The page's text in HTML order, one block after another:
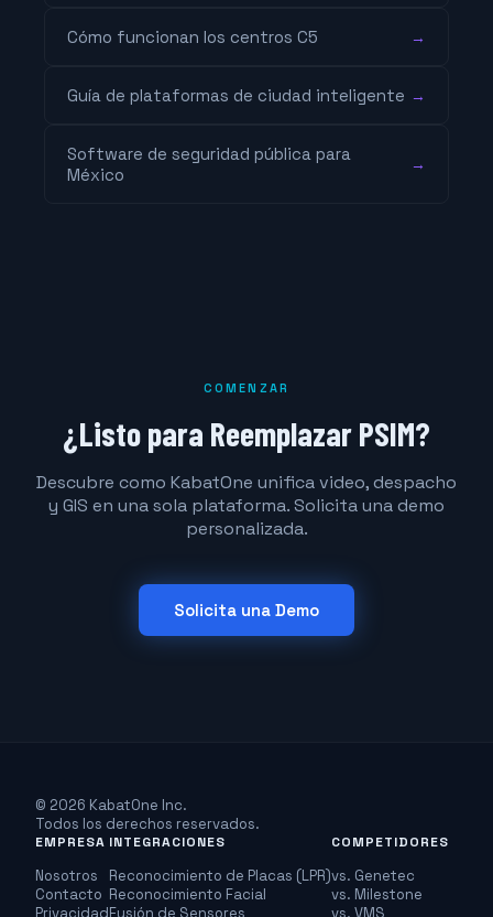
Cómo funcionan los centros C5 →
Guía de plataformas de ciudad inteligente →
Software de seguridad pública para
México
→
COMENZAR
¿Listo para Reemplazar PSIM?
Descubre como KabatOne unifica video, despacho
y GIS en una sola plataforma. Solicita una demo
personalizada.
Solicita una Demo
© 2026 KabatOne Inc.
Todos los derechos reservados.
EMPRESA
Nosotros
Contacto
Privacidad
INTEGRACIONES
Reconocimiento de Placas (LPR)
Reconocimiento Facial
Fusión de Sensores
COMPETIDORES
vs. Genetec
vs. Milestone
vs. VMS